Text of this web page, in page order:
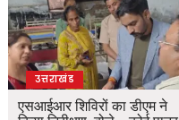
उत्तराखंड
एसआईआर शिविरों का डीएम ने